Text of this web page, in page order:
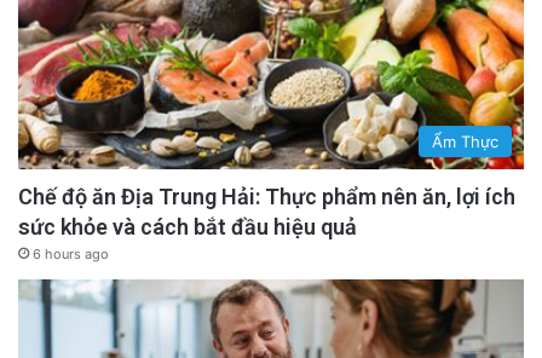
Ẩm Thực
Chế độ ăn Địa Trung Hải: Thực phẩm nên ăn, lợi ích
sức khỏe và cách bắt đầu hiệu quả
6 hours ago